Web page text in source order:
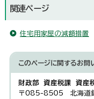
関連ページ
住宅用家屋の減額措置
このページに関するお問
財政部 資産税課 資産
〒085-8505 北海道